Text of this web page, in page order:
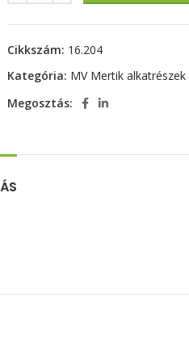
Cikkszám: 16.204
Kategória: MV Mertik alkatrészek
Megosztás: